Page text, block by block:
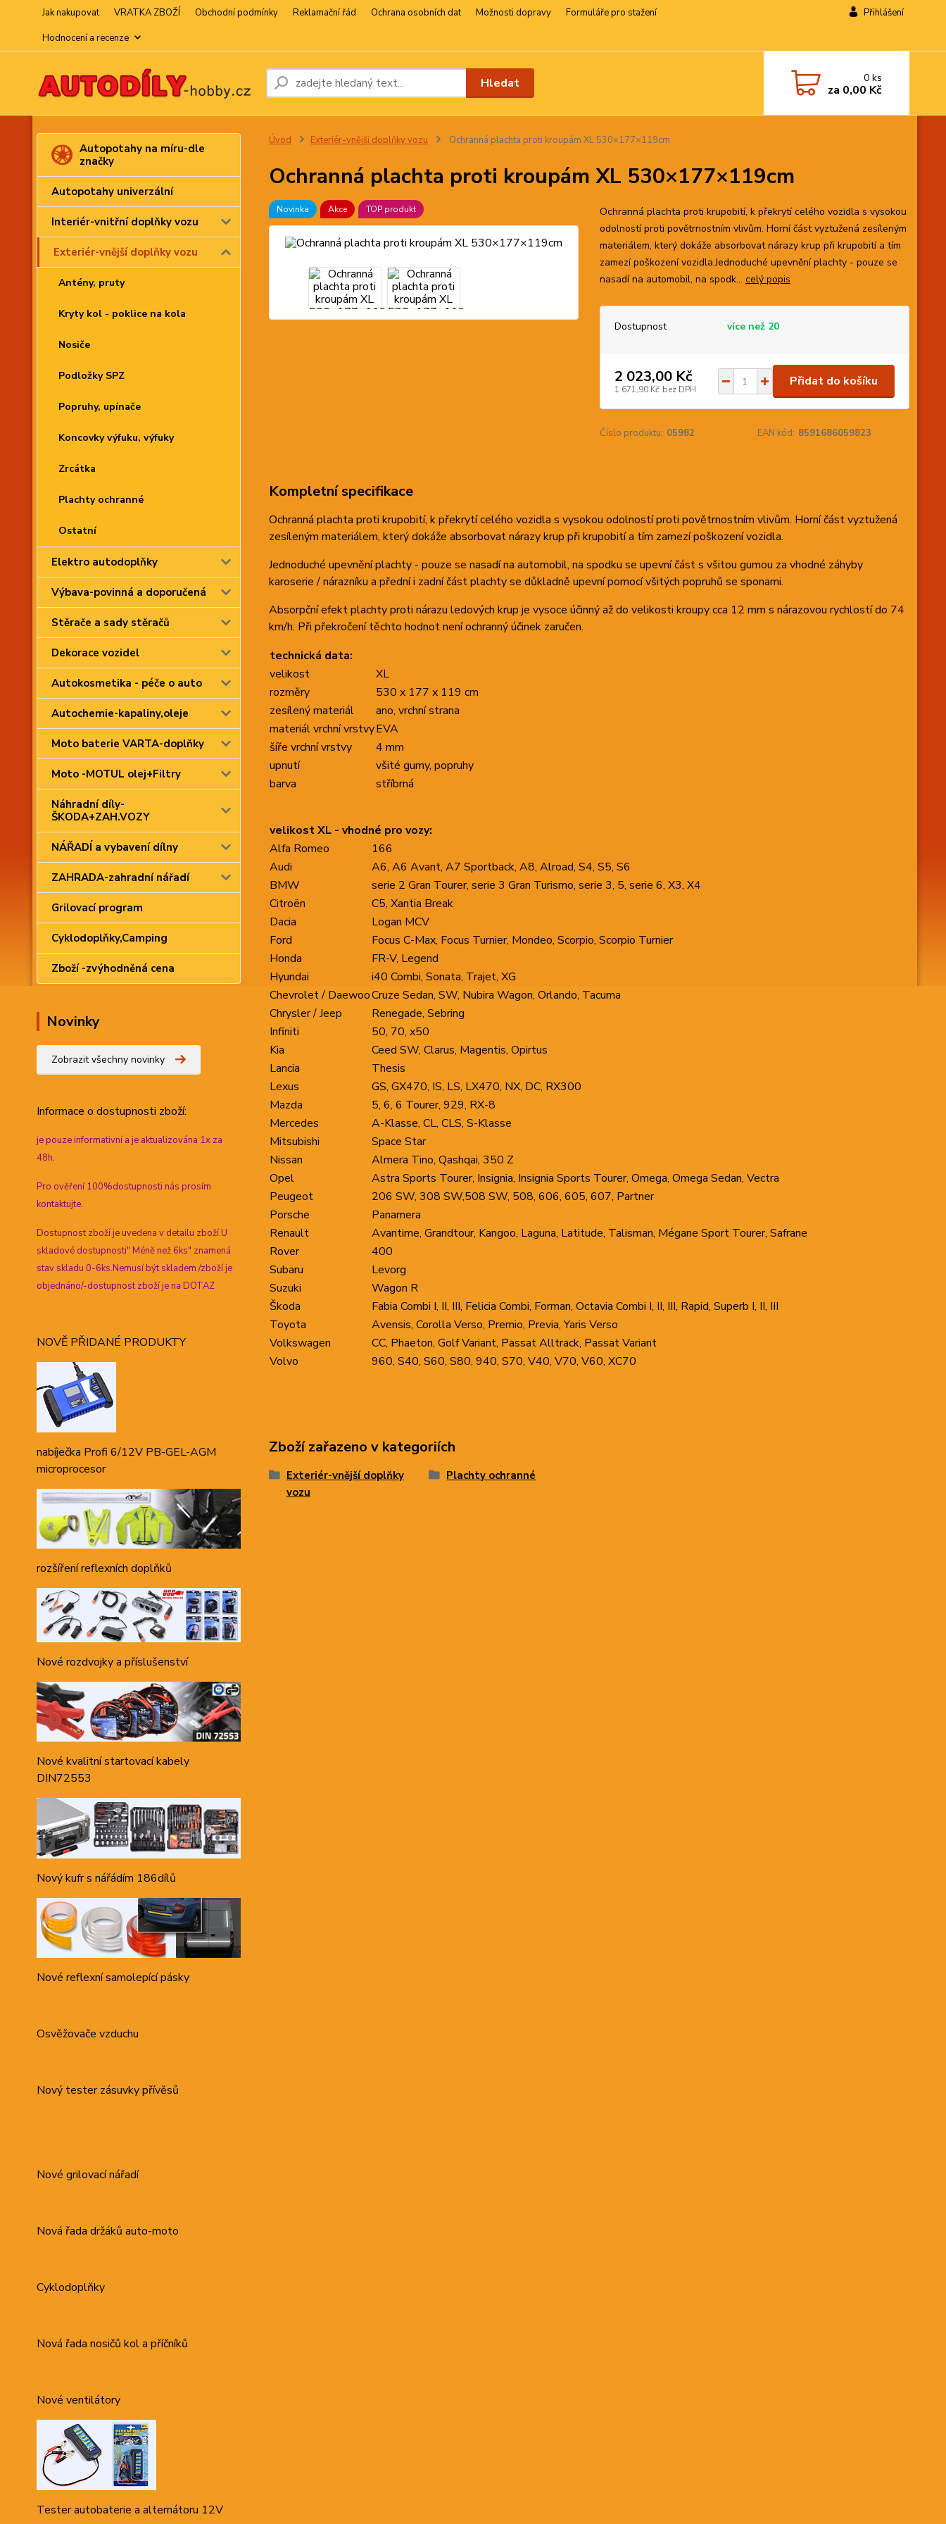
Jak nakupovat VRATKA ZBOŽÍ Obchodní podmínky Reklamační řád Ochrana osobních dat Možnosti dopravy
Formuláře pro stažení
Hodnocení a recenze
Přihlášení
Hledat 0ks
za 0,00 Kč
Autopotahy na míru-dle
značky
Autopotahy univerzální
Interiér-vnitřní doplňky vozu
Exteriér-vnější doplňky vozu
Antény, pruty
Kryty kol - poklice na kola
Nosiče
Podložky SPZ
Popruhy, upínače
Koncovky výfuku, výfuky
Zrcátka
Plachty ochranné
Ostatní
Elektro autodoplňky
Výbava-povinná a doporučená
Stěrače a sady stěračů
Dekorace vozidel
Autokosmetika - péče o auto
Autochemie-kapaliny,oleje
Moto baterie VARTA-doplňky
Moto -MOTUL olej+Filtry
Náhradní díly-
ŠKODA+ZAH.VOZY
NÁŘADÍ a vybavení dílny
ZAHRADA-zahradní nářadí
Grilovací program
Cyklodoplňky,Camping
Zboží -zvýhodněná cena
Novinky
Zobrazit všechny novinky
Informace o dostupnosti zboží:
je pouze informativní a je aktualizována 1x za
48h.
Pro ověření 100%dostupnosti nás prosím
kontaktujte.
Dostupnost zboží je uvedena v detailu zboží.U
skladové dostupnosti" Méně než 6ks" znamená
stav skladu 0-6ks.Nemusí být skladem /zboží je
objednáno/-dostupnost zboží je na DOTAZ
NOVĚ PŘIDANÉ PRODUKTY
nabíječka Profi 6/12V PB-GEL-AGM
microprocesor
rozšíření reflexních doplňků
Nové rozdvojky a příslušenství
Nové kvalitní startovací kabely
DIN72553
Nový kufr s nářádím 186dílů
Nové reflexní samolepící pásky
Osvěžovače vzduchu
Nový tester zásuvky přívěsů
Nové grilovací nářadí
Nová řada držáků auto-moto
Cyklodoplňky
Nová řada nosičů kol a příčníků
Nové ventilátory
Tester autobaterie a alternátoru 12V
Úvod Exteriér-vnější doplňky vozu Ochranná plachta proti kroupám XL 530×177×119cm
Ochranná plachta proti kroupám XL 530×177×119cm
Novinka Akce TOP produkt
Ochranná plachta proti krupobití, k překrytí celého vozidla s vysokou
odolností proti povětrnostním vlivům. Horní část vyztužená zesíleným
materiálem, který dokáže absorbovat nárazy krup při krupobití a tím
zamezí poškození vozidla.Jednoduché upevnění plachty - pouze se
nasadí na automobil, na spodk... celý popis
Dostupnost více než 20
2 023,00 Kč
1 671,90 Kč bez DPH
Přidat do košíku
Číslo produktu: 05982 EAN kód: 8591686059823
Kompletní specifikace
Ochranná plachta proti krupobití, k překrytí celého vozidla s vysokou odolností proti povětrnostním vlivům. Horní část vyztužená
zesíleným materiálem, který dokáže absorbovat nárazy krup při krupobití a tím zamezí poškození vozidla.
Jednoduché upevnění plachty - pouze se nasadí na automobil, na spodku se upevní část s všitou gumou za vhodné záhyby
karoserie / nárazníku a přední i zadní část plachty se důkladně upevní pomocí všitých popruhů se sponami.
Absorpční efekt plachty proti nárazu ledových krup je vysoce účinný až do velikosti kroupy cca 12 mm s nárazovou rychlostí do 74
km/h. Při překročení těchto hodnot není ochranný účinek zaručen.
technická data:
velikost
XL
rozměry
530 x 177 x 119 cm
zesílený materiál
ano, vrchní strana
materiál vrchní vrstvyEVA
šíře vrchní vrstvy
4 mm
upnutí
všité gumy, popruhy
barva
stříbrná
velikost XL - vhodné pro vozy:
Alfa Romeo
166
Audi
A6, A6 Avant, A7 Sportback, A8, Alroad, S4, S5, S6
BMW
serie 2 Gran Tourer, serie 3 Gran Turismo, serie 3, 5, serie 6, X3, X4
Citroën
C5, Xantia Break
Dacia
Logan MCV
Ford
Focus C-Max, Focus Turnier, Mondeo, Scorpio, Scorpio Turnier
Honda
FR-V, Legend
Hyundai
i40 Combi, Sonata, Trajet, XG
Chevrolet / DaewooCruze Sedan, SW, Nubira Wagon, Orlando, Tacuma
Chrysler / Jeep
Renegade, Sebring
Infiniti
50, 70, x50
Kia
Ceed SW, Clarus, Magentis, Opirtus
Lancia
Thesis
Lexus
GS, GX470, IS, LS, LX470, NX, DC, RX300
Mazda
5, 6, 6 Tourer, 929, RX-8
Mercedes
A-Klasse, CL, CLS, S-Klasse
Mitsubishi
Space Star
Nissan
Almera Tino, Qashqai, 350 Z
Opel
Astra Sports Tourer, Insignia, Insignia Sports Tourer, Omega, Omega Sedan, Vectra
Peugeot
206 SW, 308 SW,508 SW, 508, 606, 605, 607, Partner
Porsche
Panamera
Renault
Avantime, Grandtour, Kangoo, Laguna, Latitude, Talisman, Mégane Sport Tourer, Safrane
Rover
400
Subaru
Levorg
Suzuki
Wagon R
Škoda
Fabia Combi I, II, III, Felicia Combi, Forman, Octavia Combi I, II, III, Rapid, Superb I, II, III
Toyota
Avensis, Corolla Verso, Premio, Previa, Yaris Verso
Volkswagen
CC, Phaeton, Golf Variant, Passat Alltrack, Passat Variant
Volvo
960, S40, S60, S80, 940, S70, V40, V70, V60, XC70
Zboží zařazeno v kategoriích
Exteriér-vnější doplňky
vozu
Plachty ochranné